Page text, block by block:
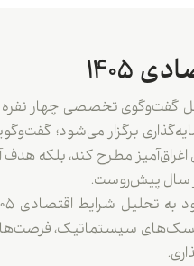
سرمایه‌گذاری ۱۴۰۵»، یک پنل گفت‌وگوی تخصصی چهار
برگزار می‌شود؛
مطرح کند، بلکه هدف
سال پیش‌روست.
در این پنل، هر یک از کارشناسان
ریسک‌های سیستماتیک،